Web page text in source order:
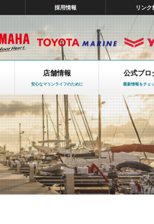
採用情報 リンク
店舗情報
安心なマリンライフのために
公式ブロ
最新情報をチェ